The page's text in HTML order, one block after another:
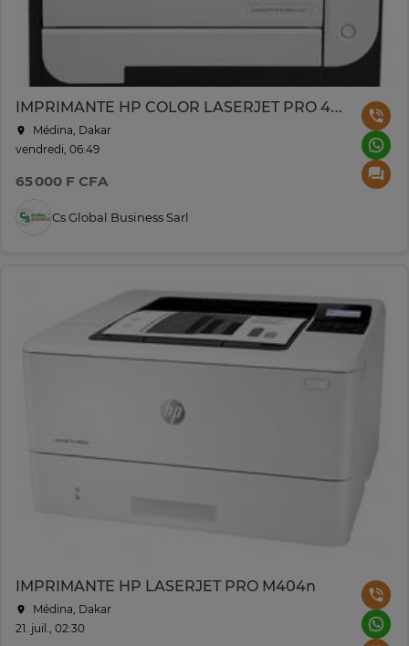
IMPRIMANTE HP COLOR LASERJET PRO 400 M451ndw
Médina, Dakar
vendredi, 06:49
65 000 F CFA
Cs Global Business Sarl
IMPRIMANTE HP LASERJET PRO M404n
Médina, Dakar
21. juil., 02:30